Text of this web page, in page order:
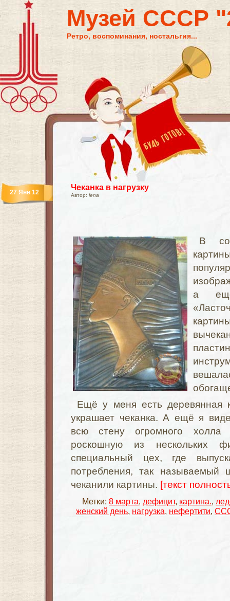
Музей СССР
Ретро, воспоминания, ностальгия...
Чеканка в нагрузку
Автор: lena
27 Янв 12
В
а
Ещё у меня есть деревянная
украшает чеканка. А ещё я
всю стену огромного холла
роскошную из нескольких
специальный цех, где
потребления, так называемый
чеканили картины. [текст
Метки: 8 марта, дефицит, картина.,
женский день, нагрузка, нефертити,